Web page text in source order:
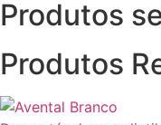
Produtos
Produtos